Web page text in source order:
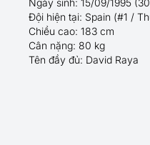
Ngày sinh: 15/09/1995
Đội hiện tại: Spain (#1 /
Chiều cao: 183 cm
Cân nặng: 80 kg
Tên đầy đủ: David Raya